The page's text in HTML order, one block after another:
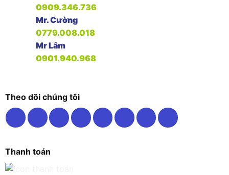
0909.346.736
Mr. Cường
0779.008.018
Mr Lâm
0901.940.968
Theo dõi chúng tôi
Thanh toán